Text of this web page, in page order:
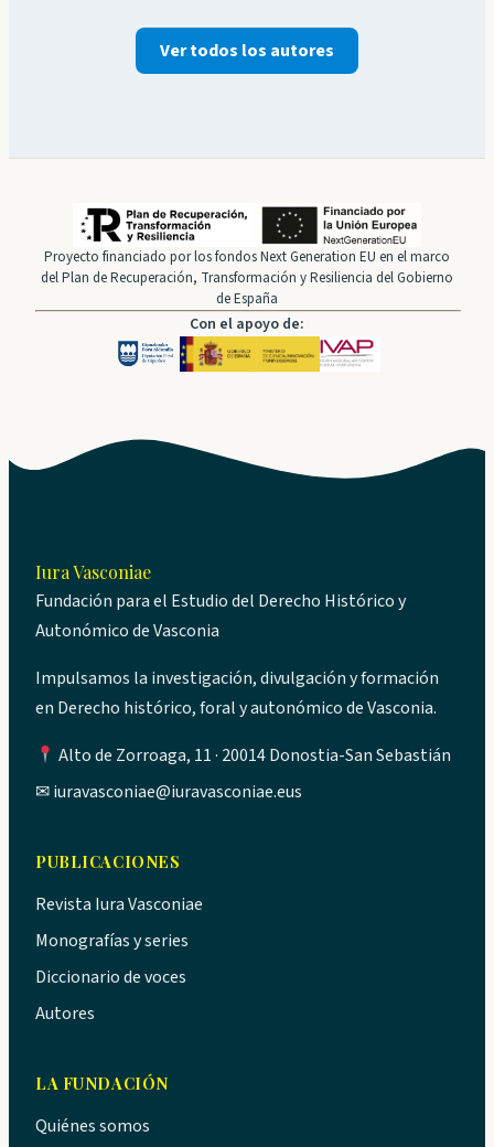
Ver todos los autores
Proyecto financiado por los fondos Next Generation EU en el marco
del Plan de Recuperación, Transformación y Resiliencia del Gobierno
de España
Con el apoyo de:
Iura Vasconiae
Fundación para el Estudio del Derecho Histórico y
Autonómico de Vasconia
Impulsamos la investigación, divulgación y formación
en Derecho histórico, foral y autonómico de Vasconia.
Alto de Zorroaga, 11 · 20014 Donostia-San Sebastián
✉iuravasconiae@iuravasconiae.eus
PUBLICACIONES
Revista Iura Vasconiae
Monografías y series
Diccionario de voces
Autores
LA FUNDACIÓN
Quiénes somos